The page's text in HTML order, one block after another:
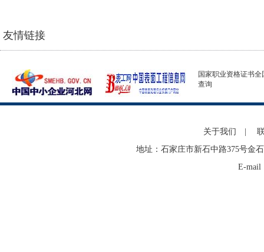
友情链接
国家职业资格证书全
查询
关于我们
地址：石家庄市新石中路375号金
E-mail